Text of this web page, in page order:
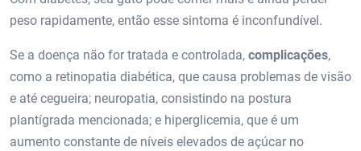
peso rapidamente, então esse sintoma é inconfundível.
Se a doença não for tratada e controlada, complicações,
como a retinopatia diabética, que causa problemas de visão
e até cegueira; neuropatia, consistindo na postura
plantígrada mencionada; e hiperglicemia, que é um
aumento constante de níveis elevados de açúcar no